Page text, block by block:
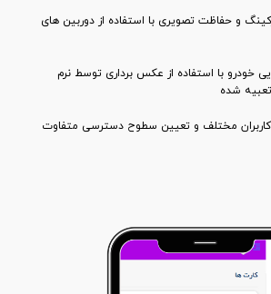
و حفاظت تصویری با استفاده از دوربین های
خودرو با استفاده از عکس برداری توسط نرم
تعبیه شده
کاربران مختلف و تعیین سطوح دسترسی متفاوت